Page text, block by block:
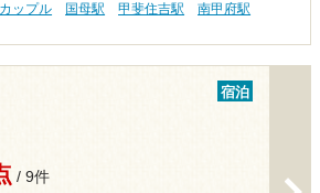
ップル 国母駅 甲斐住吉駅
南甲府駅
宿泊
/ 9件